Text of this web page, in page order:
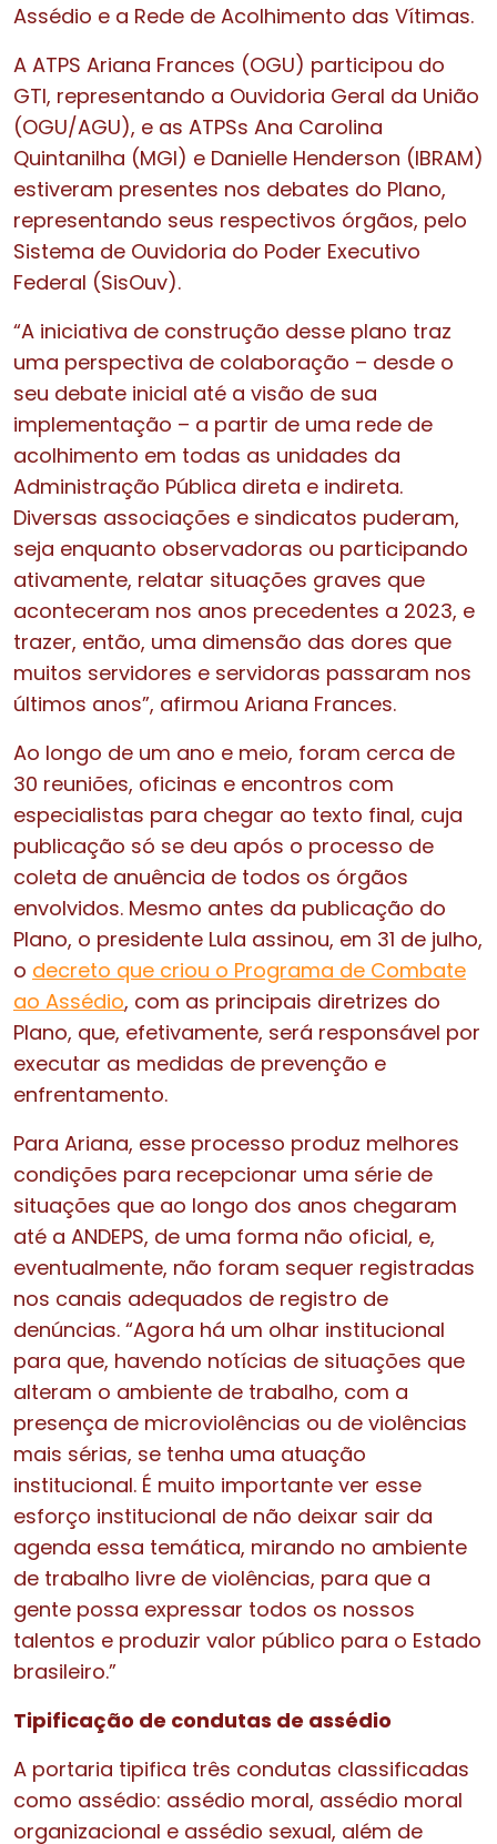
Assédio e a Rede de Acolhimento das Vítimas.
A ATPS Ariana Frances (OGU) participou do
GTI, representando a Ouvidoria Geral da União
(OGU/AGU), e as ATPSs Ana Carolina
Quintanilha (MGI) e Danielle Henderson (IBRAM)
estiveram presentes nos debates do Plano,
representando seus respectivos órgãos, pelo
Sistema de Ouvidoria do Poder Executivo
Federal (SisOuv).
“A iniciativa de construção desse plano traz
uma perspectiva de colaboração – desde o
seu debate inicial até a visão de sua
implementação – a partir de uma rede de
acolhimento em todas as unidades da
Administração Pública direta e indireta.
Diversas associações e sindicatos puderam,
seja enquanto observadoras ou participando
ativamente, relatar situações graves que
aconteceram nos anos precedentes a 2023, e
trazer, então, uma dimensão das dores que
muitos servidores e servidoras passaram nos
últimos anos”, afirmou Ariana Frances.
Ao longo de um ano e meio, foram cerca de
30 reuniões, oficinas e encontros com
especialistas para chegar ao texto final, cuja
publicação só se deu após o processo de
coleta de anuência de todos os órgãos
envolvidos. Mesmo antes da publicação do
Plano, o presidente Lula assinou, em 31 de julho,
o decreto que criou o Programa de Combate
ao Assédio, com as principais diretrizes do
Plano, que, efetivamente, será responsável por
executar as medidas de prevenção e
enfrentamento.
Para Ariana, esse processo produz melhores
condições para recepcionar uma série de
situações que ao longo dos anos chegaram
até a ANDEPS, de uma forma não oficial, e,
eventualmente, não foram sequer registradas
nos canais adequados de registro de
denúncias. “Agora há um olhar institucional
para que, havendo notícias de situações que
alteram o ambiente de trabalho, com a
presença de microviolências ou de violências
mais sérias, se tenha uma atuação
institucional. É muito importante ver esse
esforço institucional de não deixar sair da
agenda essa temática, mirando no ambiente
de trabalho livre de violências, para que a
gente possa expressar todos os nossos
talentos e produzir valor público para o Estado
brasileiro.”
Tipificação de condutas de assédio
A portaria tipifica três condutas classificadas
como assédio: assédio moral, assédio moral
organizacional e assédio sexual, além de